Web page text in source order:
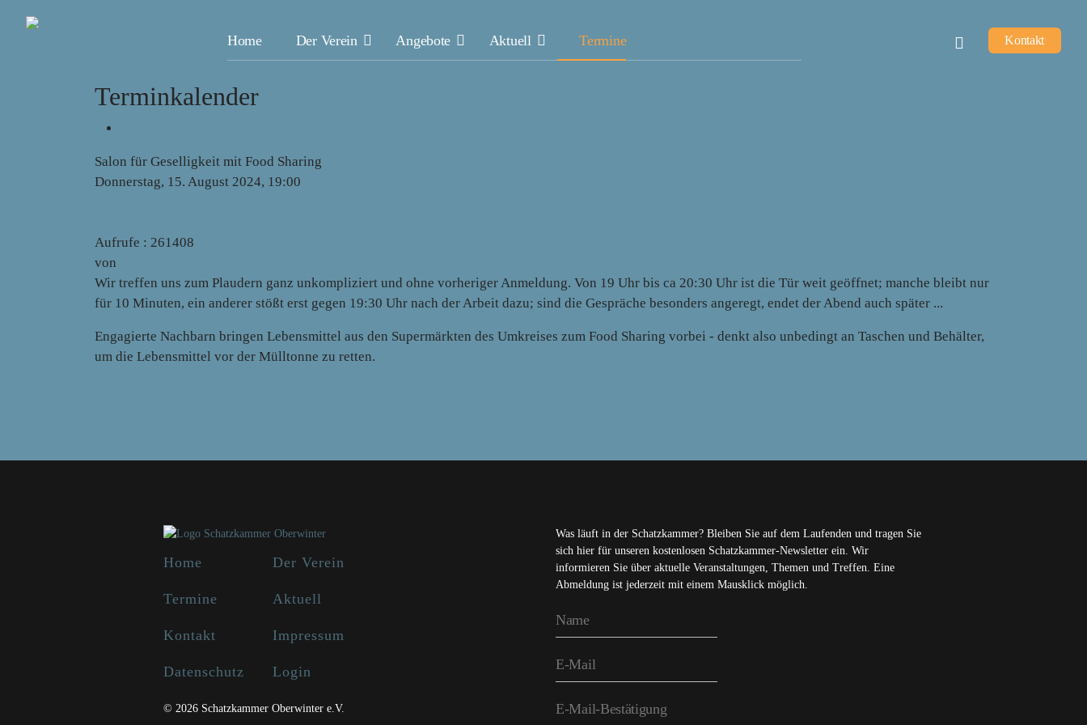
Home Der Verein Angebote Aktuell Termine Kontakt
Terminkalender
Salon für Geselligkeit mit Food Sharing
Donnerstag, 15. August 2024, 19:00
Aufrufe : 261408
von
Wir treffen uns zum Plaudern ganz unkompliziert und ohne vorheriger Anmeldung. Von 19 Uhr bis ca 20:30 Uhr ist die Tür weit geöffnet; manche bleibt nur
für 10 Minuten, ein anderer stößt erst gegen 19:30 Uhr nach der Arbeit dazu; sind die Gespräche besonders angeregt, endet der Abend auch später ...
Engagierte Nachbarn bringen Lebensmittel aus den Supermärkten des Umkreises zum Food Sharing vorbei - denkt also unbedingt an Taschen und Behälter,
um die Lebensmittel vor der Mülltonne zu retten.
Home Der Verein
Termine Aktuell
Kontakt Impressum
Datenschutz Login
© 2026 Schatzkammer Oberwinter e.V.
Was läuft in der Schatzkammer? Bleiben Sie auf dem Laufenden und tragen Sie
sich hier für unseren kostenlosen Schatzkammer-Newsletter ein. Wir
informieren Sie über aktuelle Veranstaltungen, Themen und Treffen. Eine
Abmeldung ist jederzeit mit einem Mausklick möglich.